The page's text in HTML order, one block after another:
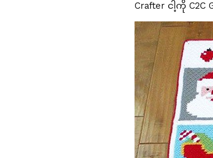
Crafter ငါ့ကို C2C